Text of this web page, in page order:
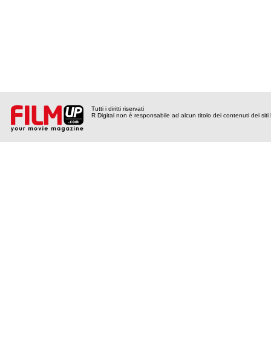
Tutti i diritti riservati
R Digital non è responsabile ad alcun titolo dei contenuti dei siti